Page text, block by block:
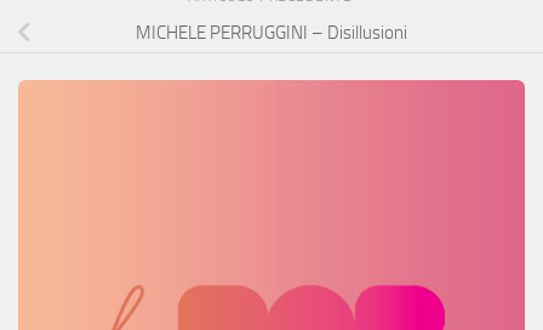
MICHELE PERRUGGINI – Disillusioni